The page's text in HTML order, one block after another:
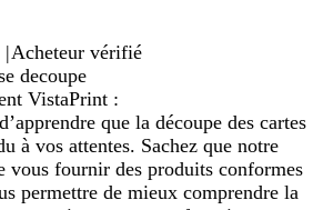
|Acheteur vérifié
decoupe
VistaPrint :
que la découpe des cartes
à vos attentes. Sachez que notre
vous fournir des produits conformes
permettre de mieux comprendre la